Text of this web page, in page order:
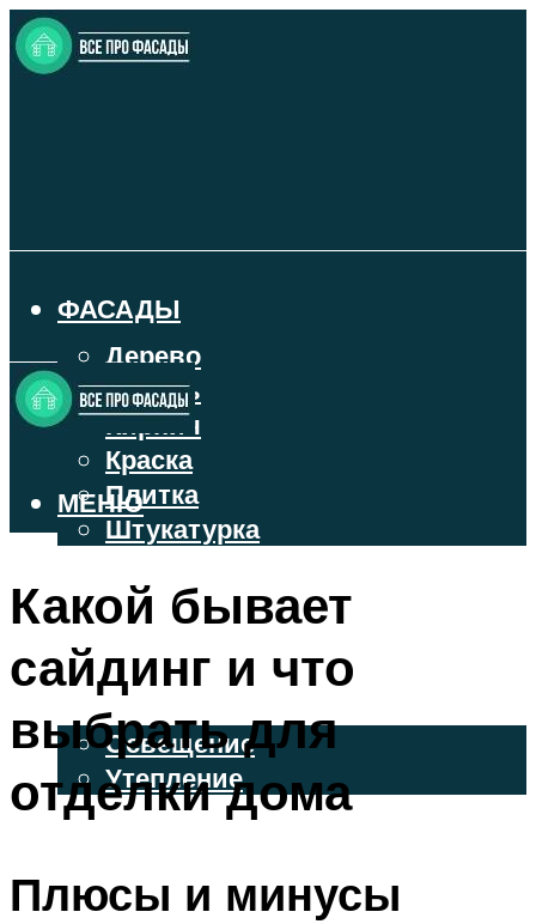
ФАСАДЫ
Дерево
Камень
Кирпич
Краска
Плитка
Штукатурка
ВЕНТИЛИРУЕМЫЕ ФАСАДЫ
ОСВЕЩЕНИЕ И УТЕПЛЕНИЕ
Освещение
Утепление
ДЕКОР
МЕНЮ
МЕНЮ
Какой бывает
сайдинг и что
выбрать для
отделки дома
Плюсы и минусы